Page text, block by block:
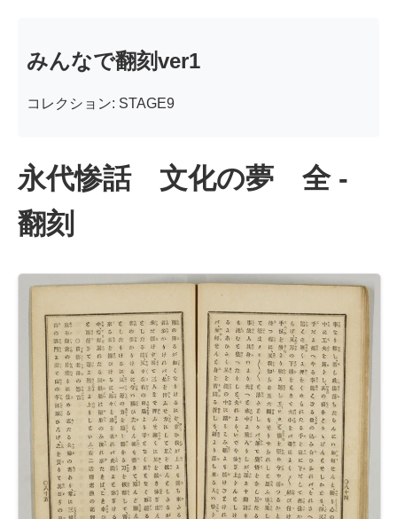
みんなで翻刻ver1
コレクション: STAGE9
永代惨話 文化の夢 全 -
翻刻